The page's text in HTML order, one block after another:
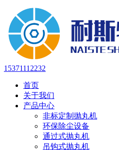
15371112232
首页
关于我们
产品中心
非标定制抛丸机
环保除尘设备
通过式抛丸机
吊钩式抛丸机